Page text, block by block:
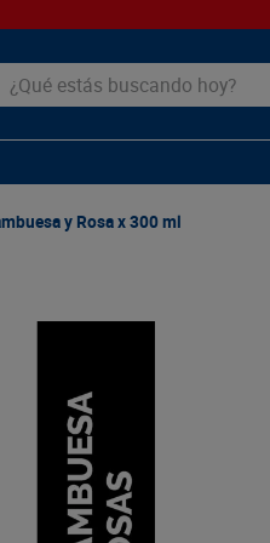
estás buscando hoy?
y Rosa x 300 ml